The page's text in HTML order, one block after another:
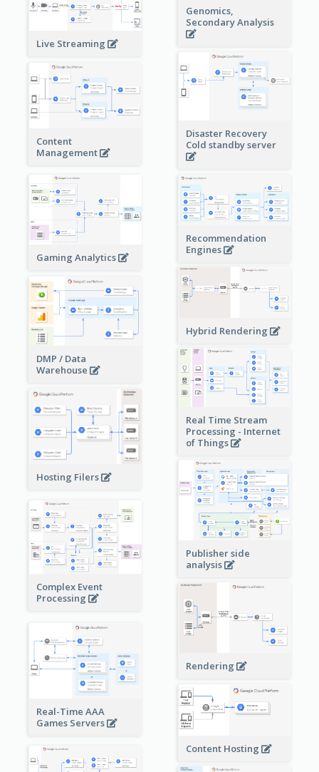
Genomics,
Secondary Analysis
Live Streaming
Disaster Recovery
Cold standby server
Content
Management
Gaming Analytics
Recommendation
Engines
Hybrid Rendering
DMP / Data
Warehouse
Real Time Stream
Processing - Internet
of Things
Hosting Filers
Publisher side
analysis
Complex Event
Processing
Rendering
Real-Time AAA
Games Servers
Content Hosting